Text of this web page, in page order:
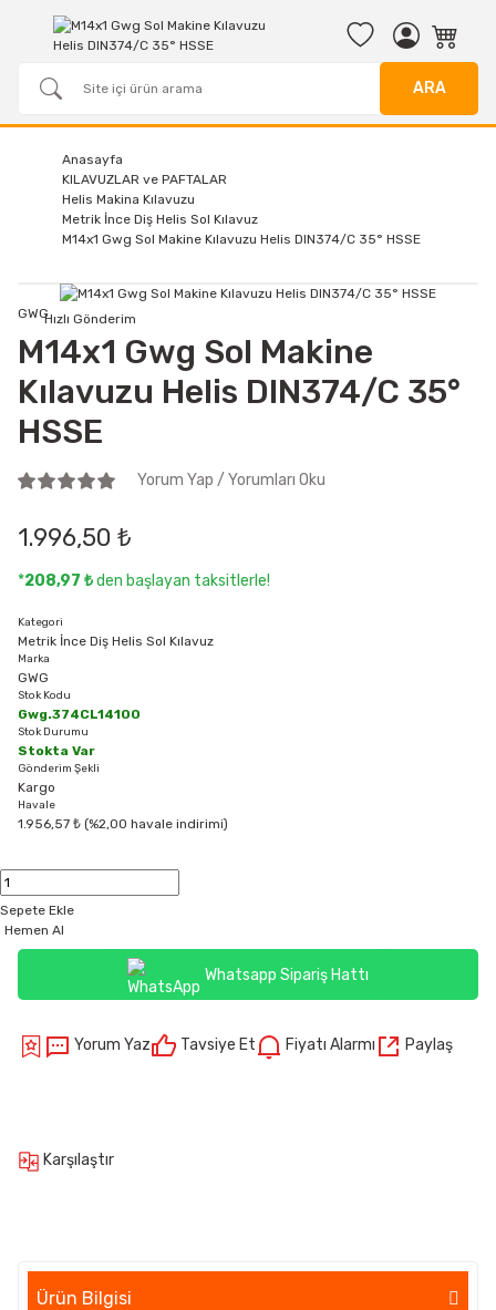
ARA
Anasayfa
KILAVUZLAR ve PAFTALAR
Helis Makina Kılavuzu
Metrik İnce Diş Helis Sol Kılavuz
M14x1 Gwg Sol Makine Kılavuzu Helis DIN374/C 35° HSSE
Hızlı Gönderim
GWG
M14x1 Gwg Sol Makine
Kılavuzu Helis DIN374/C 35°
HSSE
Yorum Yap / Yorumları Oku
1.996,50 ₺
*208,97 ₺den başlayan taksitlerle!
Kategori
Metrik İnce Diş Helis Sol Kılavuz
Marka
GWG
Stok Kodu
Gwg.374CL14100
Stok Durumu
Stokta Var
Gönderim Şekli
Kargo
Havale
1.956,57 ₺ (%2,00 havale indirimi)
Sepete Ekle
Hemen Al
Whatsapp Sipariş Hattı
Yorum Yaz Tavsiye Et Fiyatı Alarmı Paylaş
Karşılaştır
Ürün Bilgisi